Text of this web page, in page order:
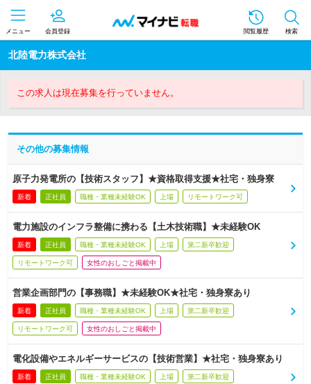
メニュー 会員登録 閲覧履歴 検索
北陸電力株式会社
この求人は現在募集を行っていません。
その他の募集情報
原子力発電所の【技術スタッフ】★資格取得支援★社宅・独身寮
新着 正社員 職種・業種未経験OK 上場 リモートワーク可
電力施設のインフラ整備に携わる【土木技術職】★未経験OK
新着 正社員 職種・業種未経験OK 上場 第二新卒歓迎
リモートワーク可 女性のおしごと掲載中
営業企画部門の【事務職】★未経験OK★社宅・独身寮あり
新着 正社員 職種・業種未経験OK 上場 第二新卒歓迎
リモートワーク可 女性のおしごと掲載中
電化設備やエネルギーサービスの【技術営業】★社宅・独身寮あり
新着 正社員 職種・業種未経験OK 上場 第二新卒歓迎